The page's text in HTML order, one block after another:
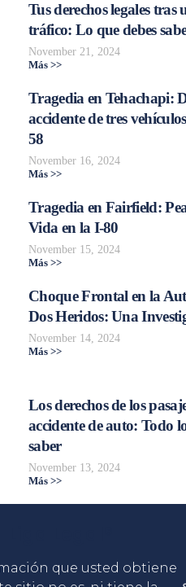
Tus derechos legales tras
tráfico: Lo que debes
November 21, 2024
Más >>
Tragedia en Tehachapi:
accidente de tres
58
November 16, 2024
Más >>
Tragedia en Fairfield:
Vida en la I-80
November 15, 2024
Más >>
Choque Frontal en la
Dos Heridos: Una
November 14, 2024
Más >>
Los derechos de los
accidente de auto: Todo
saber
November 13, 2024
Más >>
que usted obtiene